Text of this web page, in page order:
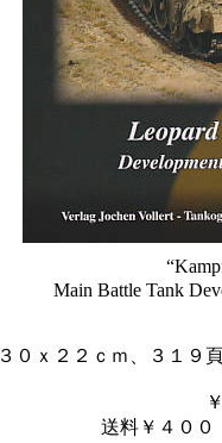
Main Battle Tank
３０ｘ２２ｃｍ、３１９
送料￥４００